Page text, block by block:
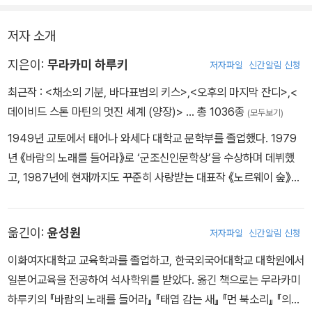
하지만 나는 문득 이렇게도 생각한다.
나 자신이 그리고 나의
행위 자체가
말하자면 여행이라는
그리고 나는
어디든지 갈 수 있고
동시에 어디에도
갈 수 없는 것이다.
저자 소개
지은이: 무라카미 하루키 저자파일 신간알림 신청
최근작 : <채소의 기분, 바다표범의 키스> <오후의 마지막 잔디> <
데이비드 스톤 마틴의 멋진 세계 (양장)> … 총 1036종 (모두보기)
1949년 교토에서 태어나 와세다 대학교 문학부를 졸업했다. 1979
년 《바람의 노래를 들어라》로 ‘군조신인문학상’을 수상하며 데뷔했
고, 1987년에 현재까지도 꾸준히 사랑받는 대표작 《노르웨이 숲》을
‘올해의 책’에 선정되었다. 2009년에 《1Q84》로 ‘마이니치출판문화
상’을 수상하는 한편, 이스라엘 최고 문학상인 ‘예루살렘상’을 수상했
다. 장편소설 《애프터 다크》《기사단장 죽이기》《도시와 그 불확실한
벽》, 단편집 《도쿄기담집》《TV피플》 등 활발한 집필 활동을 펼치는
옮긴이: 윤성원 저자파일 신간알림 신청
이화여자대학교 교육학과를 졸업하고, 한국외국어대학교 대학원에서
일본어교육을 전공하여 석사학위를 받았다. 옮긴 책으로는 무라카미
하루키의 『바람의 노래를 들어라』 『태엽 감는 새』 『먼 북소리』 『의미